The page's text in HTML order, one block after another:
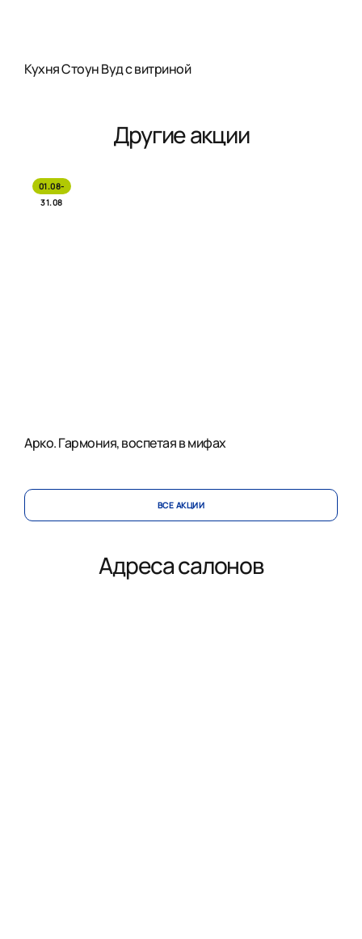
Кухня Стоун Вуд с витриной
Другие акции
01.08-
31.08
Арко. Гармония, воспетая в мифах
ВСЕ АКЦИИ
Адреса салонов